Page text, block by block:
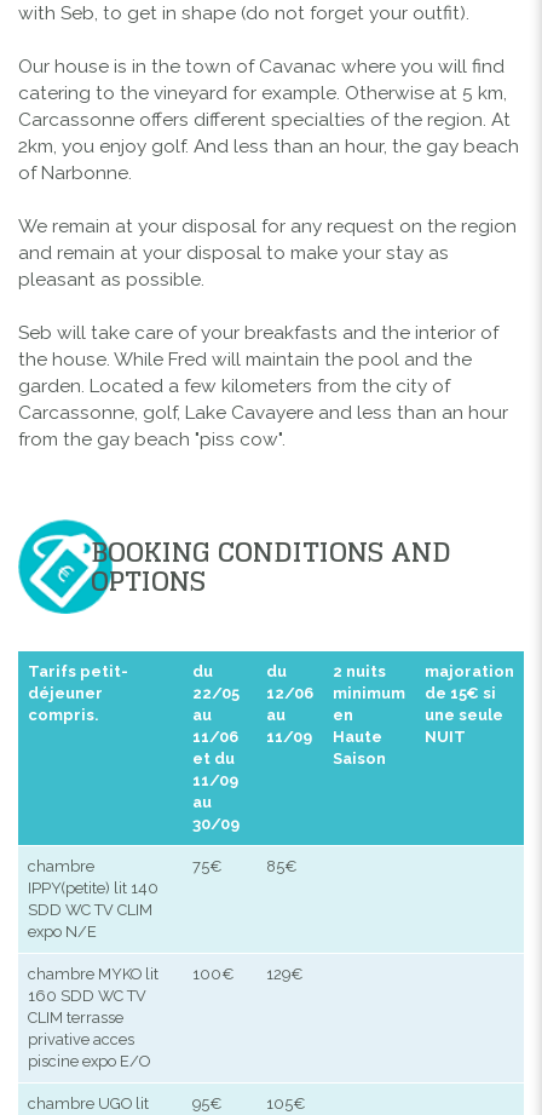
with Seb, to get in shape (do not forget your outfit).
Our house is in the town of Cavanac where you will find
catering to the vineyard for example. Otherwise at 5 km,
Carcassonne offers different specialties of the region. At
2km, you enjoy golf. And less than an hour, the gay beach
of Narbonne.
We remain at your disposal for any request on the region
and remain at your disposal to make your stay as
pleasant as possible.
Seb will take care of your breakfasts and the interior of
the house. While Fred will maintain the pool and the
garden. Located a few kilometers from the city of
Carcassonne, golf, Lake Cavayere and less than an hour
from the gay beach "piss cow".
BOOKING CONDITIONS AND
OPTIONS
Tarifs petit-
déjeuner
compris.
du
22/05
au
11/06
et du
11/09
au
30/09
du
12/06
au
11/09
2 nuits
minimum
en
Haute
Saison
majoration
de 15€ si
une seule
NUIT
chambre
IPPY(petite) lit 140
SDD WC TV CLIM
expo N/E
75€ 85€
chambre MYKO lit
160 SDD WC TV
CLIM terrasse
privative acces
piscine expo E/O
100€ 129€
chambre UGO lit
95€ 105€